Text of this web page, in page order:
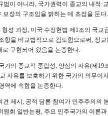
이 아니라, 국가권력이 종교의 내적·
장의 구조임을 밝히는 데 초점을 둔다.
성 과정, 미국 수정헌법 제1조의 국교
을 비교법적으로 검토함으로써, 정
로 구현되어 왔음을 논증한다.
의 종교적 중립성, 양심의 자유(제19
자유를 보호하기 위한 국가의 의무이
역에 속함을 논증한다.
제시, 공적 담론 참여가 민주주의의
원회 일반논평, 주요 민주국가의 이론